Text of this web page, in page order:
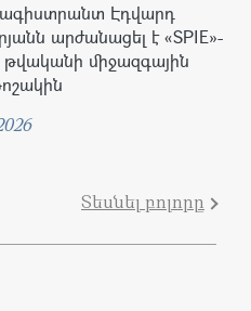
Էդվարդ
արժանացել է «SPIE»-
թվականի միջազգային
Տեսնել բոլորը